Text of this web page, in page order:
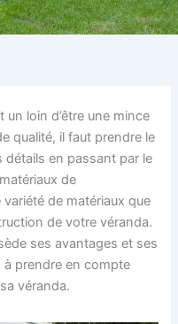
un loin d’être une mince
qualité, il faut prendre le
détails en passant par le
de
de matériaux que
de votre véranda.
ses avantages et ses
prendre en compte
véranda.